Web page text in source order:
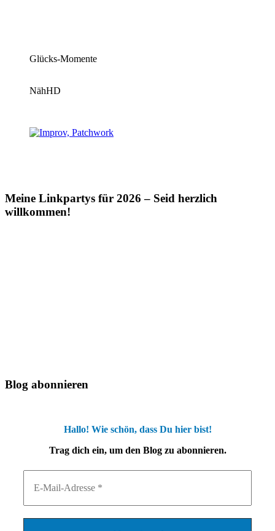
Glücks-Momente
NähHD
Meine Linkpartys für 2026 – Seid herzlich
willkommen!
Blog abonnieren
Hallo! Wie schön, dass Du hier bist!
Trag dich ein, um den Blog zu abonnieren.